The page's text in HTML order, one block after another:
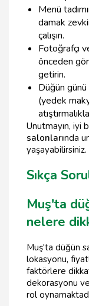
Menü
damak
çalışın.
Fotoğrafçı
önceden
getirin.
Düğün günü
(yedek
Unutmayın, iyi
salonlarında
yaşayabilirsiniz.
Sıkça
Muş'ta
nelere
Muş'ta düğün
lokasyonu,
faktörlere
dekorasyonu
rol